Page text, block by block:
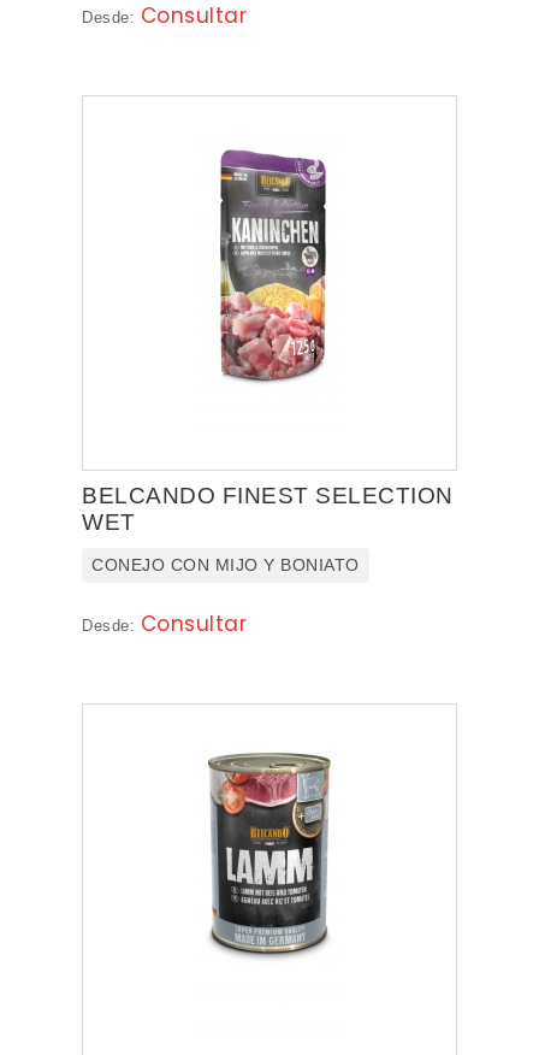
NOVEDADES
PROMOCIONES
Desde: Consultar
BELCANDO FINEST SELECTION
WET
CONEJO CON MIJO Y BONIATO
Desde: Consultar